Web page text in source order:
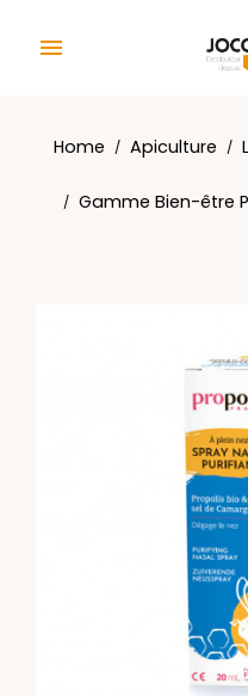

Home Apiculture
Gamme Bien-être